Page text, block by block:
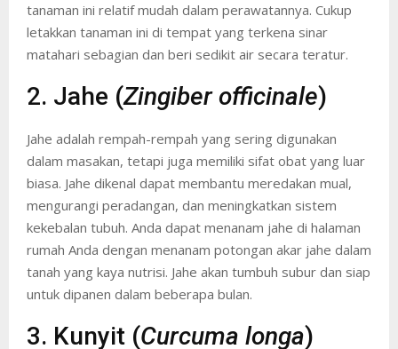
tanaman ini relatif mudah dalam perawatannya. Cukup
letakkan tanaman ini di tempat yang terkena sinar
matahari sebagian dan beri sedikit air secara teratur.
2. Jahe (Zingiber officinale)
Jahe adalah rempah-rempah yang sering digunakan
dalam masakan, tetapi juga memiliki sifat obat yang luar
biasa. Jahe dikenal dapat membantu meredakan mual,
mengurangi peradangan, dan meningkatkan sistem
kekebalan tubuh. Anda dapat menanam jahe di halaman
rumah Anda dengan menanam potongan akar jahe dalam
tanah yang kaya nutrisi. Jahe akan tumbuh subur dan siap
untuk dipanen dalam beberapa bulan.
3. Kunyit (Curcuma longa)